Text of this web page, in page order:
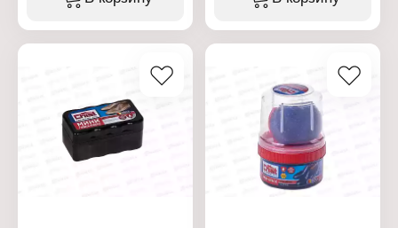
Назначение: для обуви
Назначение: для обуви